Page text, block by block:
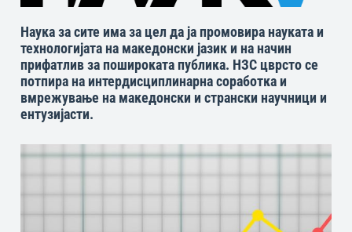
Наука за сите има за цел да ја промовира науката и
технологијата на македонски јазик и на начин
прифатлив за пошироката публика. НЗС цврсто се
потпира на интердисциплинарна соработка и
вмрежување на македонски и странски научници и
ентузијасти.